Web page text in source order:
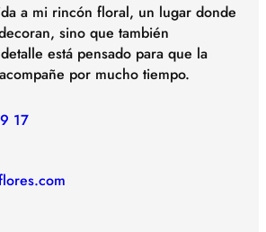
a mi rincón floral, un lugar donde
sino que también
está pensado para que la
por mucho tiempo.
17